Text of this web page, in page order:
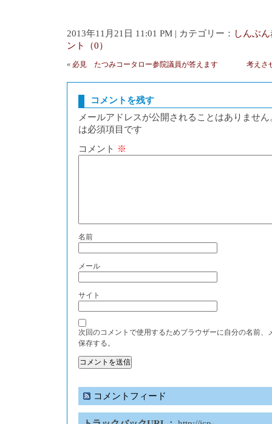
2013年11月21日 11:01 PM | カテゴリー： しんぶ
ント（0）
« 必見 たつみコータロー参院議員が答えます 考えさ
コメントを残す
メールアドレスが公開されることはありません
は必須項目です
コメント ※
名前
メール
サイト
次回のコメントで使用するためブラウザーに自分の名前、
保存する。
コメントフィード